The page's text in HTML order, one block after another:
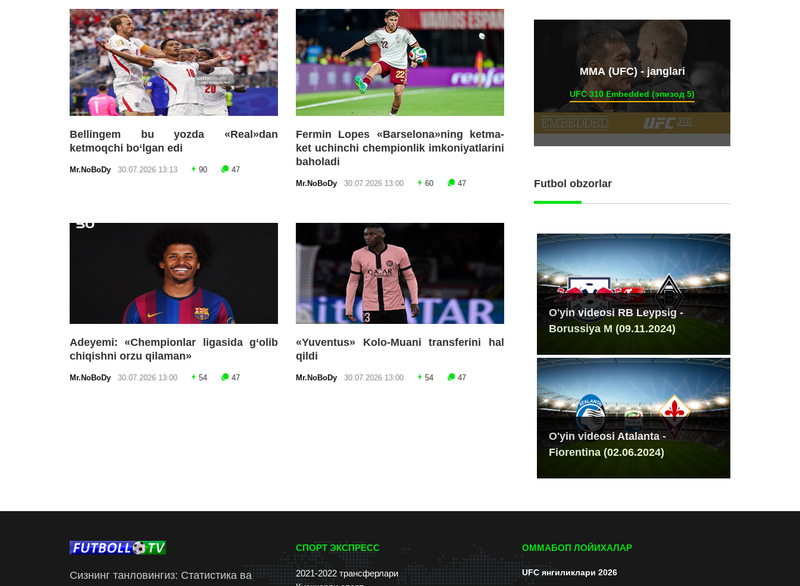
Bellingem bu yozda «Real»dan
ketmoqchi bo‘lgan edi
Mr.NoBoDy 30.07.2026 13:13 90 47
Fermin Lopes «Barselona»ning ketma-
ket uchinchi chempionlik imkoniyatlarini
baholadi
Mr.NoBoDy 30.07.2026 13:00 60 47
Adeyemi: «Chempionlar ligasida g‘olib
chiqishni orzu qilaman»
Mr.NoBoDy 30.07.2026 13:00 54 47
«Yuventus» Kolo-Muani transferini hal
qildi
Mr.NoBoDy 30.07.2026 13:00 54 47
ММА (UFC) - janglari
UFC 310 Embedded (эпизод 5)
Futbol obzorlar
O'yin videosi RB Leypsig -
Borussiya M (09.11.2024)
O'yin videosi Atalanta -
Fiorentina (02.06.2024)
Сизнинг танловингиз: Статистика ва
СПОРТ ЭКСПРЕСС
2021-2022 трансферлари
ОММАБОП ЛОЙИХАЛАР
UFC янгиликлари 2026